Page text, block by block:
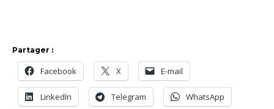
Partager :
Facebook X E-mail
LinkedIn Telegram WhatsApp